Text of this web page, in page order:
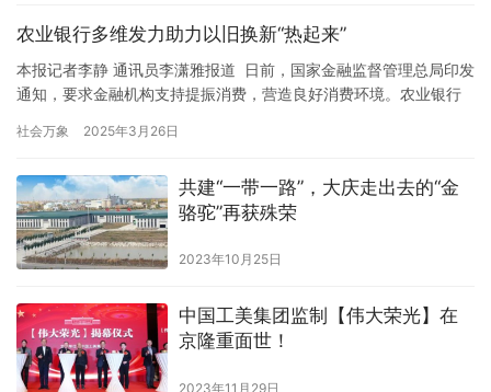
平台。 来自在杭高校大学生就业创业指导站负责人、…
农业银行多维发力助力以旧换新“热起来”
本报记者李静 通讯员李潇雅报道 日前，国家金融监督管理总局印发
通知，要求金融机构支持提振消费，营造良好消费环境。农业银行
措，助力激活消费市场的“一池春水”。截至今年2月末，农业银行以
为提振消费注入强劲动能。 系统筑基，打通全链路服务。农…
社会万象 2025年3月26日
共建“一带一路”，大庆走出去的“金
骆驼”再获殊荣
2023年10月25日
中国工美集团监制【伟大荣光】在
京隆重面世！
2023年11月29日